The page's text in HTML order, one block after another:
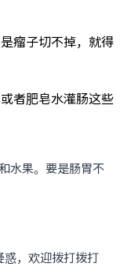
瘤子切不掉，就得
者肥皂水灌肠这些
水果。要是肠胃不
，欢迎拨打拨打